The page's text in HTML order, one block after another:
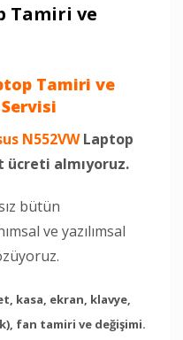
Tamiri ve
Tamiri ve
N552VWLaptop
ücreti almıyoruz.
bütün
ve yazılımsal
kasa, ekran, klavye,
fan tamiri ve değişimi.